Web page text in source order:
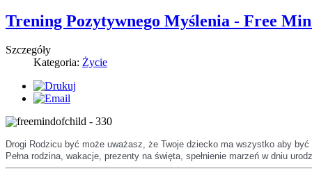
Trening Pozytywnego Myślenia - Free
Szczegóły
Kategoria: Życie
Drogi Rodzicu być może uważasz, że Twoje dziecko ma wszystko aby być
Pełna rodzina, wakacje, prezenty na święta, spełnienie marzeń w dniu